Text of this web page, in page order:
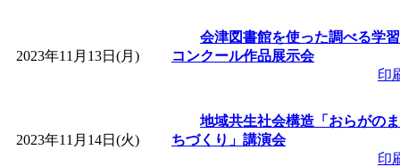
2023年11月13日(月)
会津図書館を使った調べる学習
コンクール作品展示会
印
2023年11月14日(火)
地域共生社会構造「おらがのま
ちづくり」講演会
印